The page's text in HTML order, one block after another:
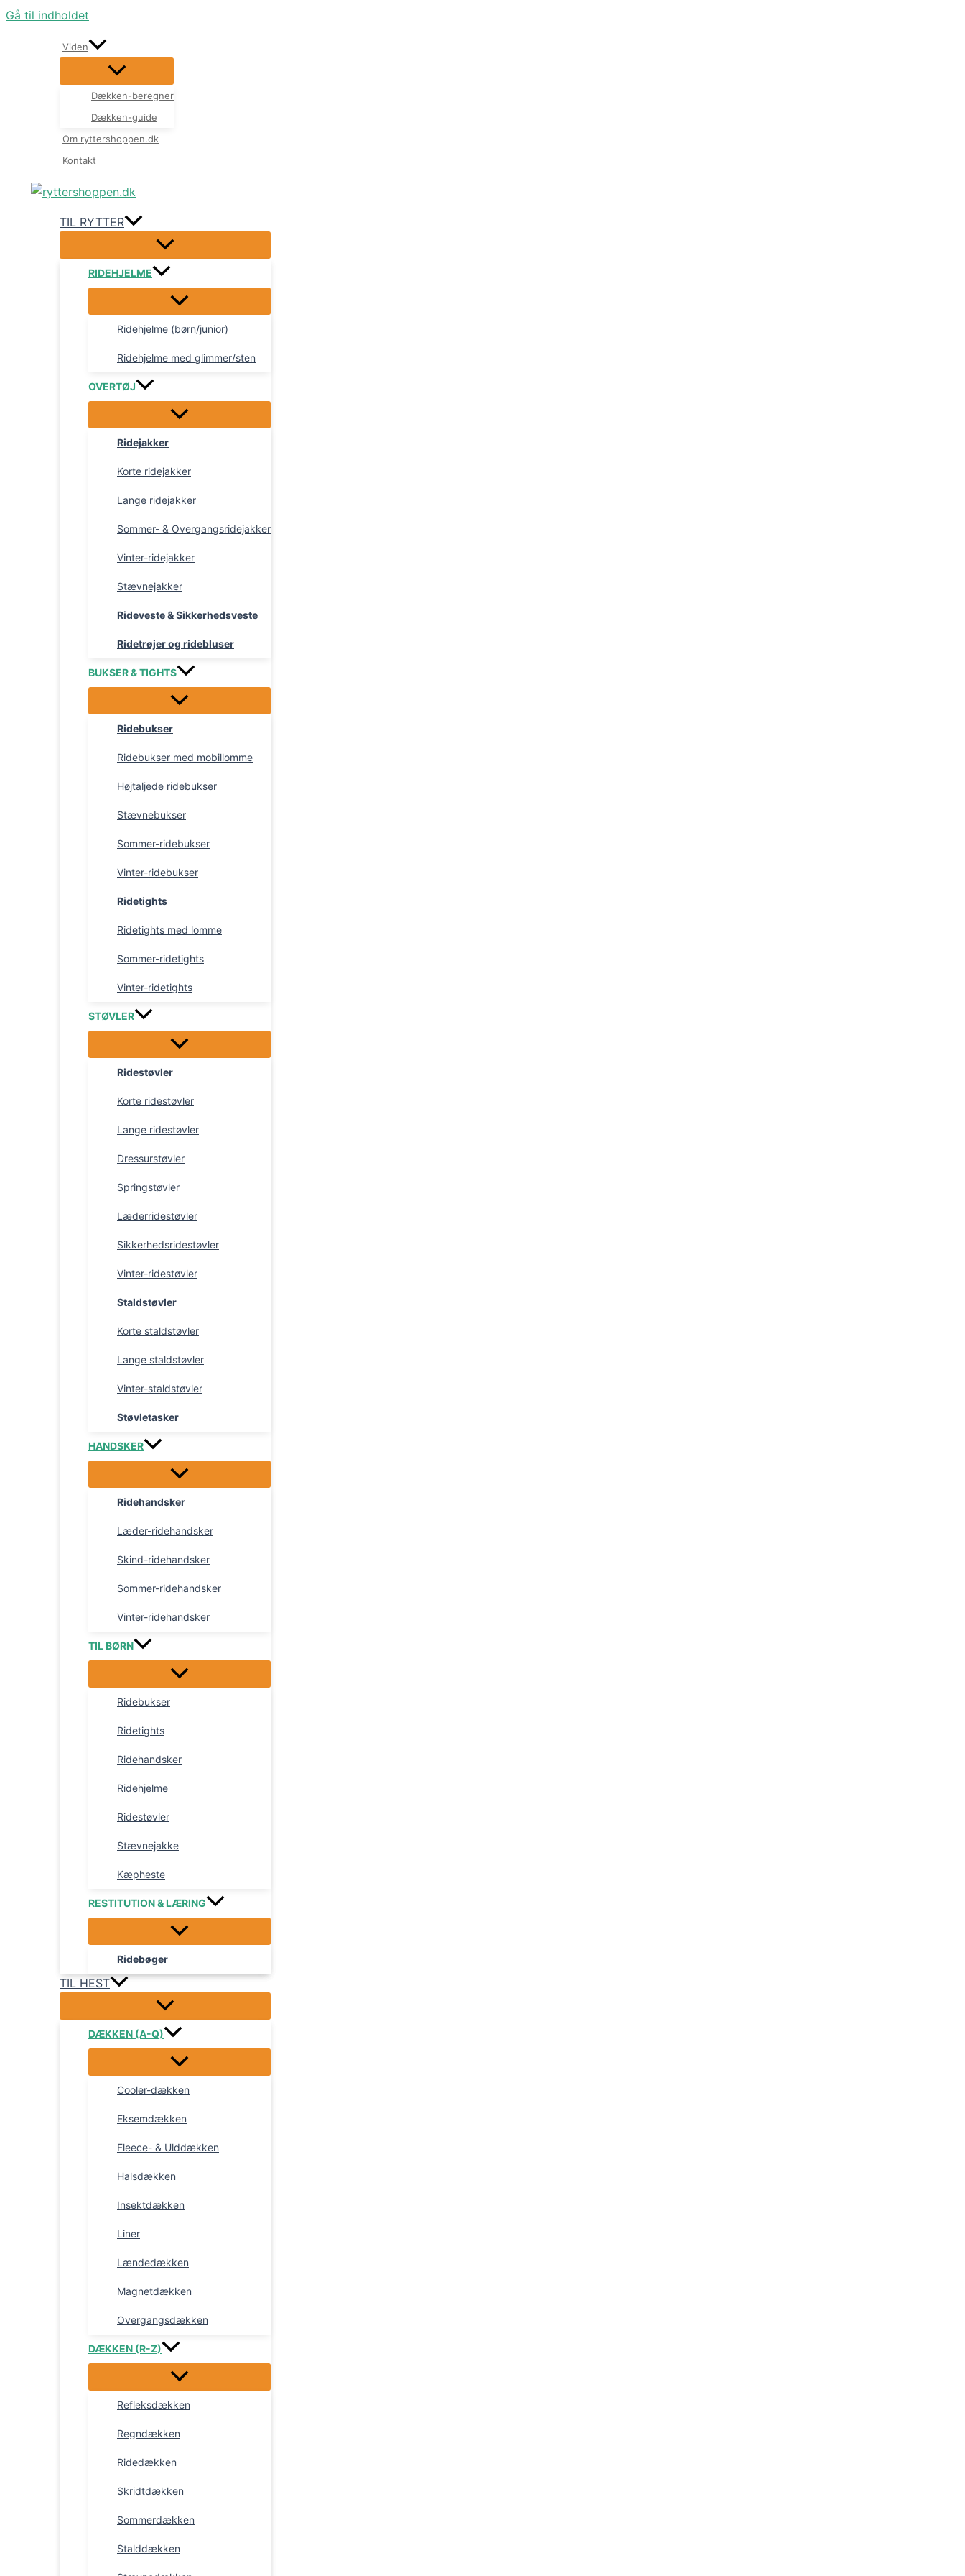
Gå til indholdet
Viden
Dækken-beregner
Dækken-guide
Om ryttershoppen.dk
Kontakt
TIL RYTTER
RIDEHJELME
Ridehjelme (børn/junior)
Ridehjelme med glimmer/sten
OVERTØJ
Ridejakker
Korte ridejakker
Lange ridejakker
Sommer- & Overgangsridejakker
Vinter-ridejakker
Stævnejakker
Rideveste & Sikkerhedsveste
Ridetrøjer og ridebluser
BUKSER & TIGHTS
Ridebukser
Ridebukser med mobillomme
Højtaljede ridebukser
Stævnebukser
Sommer-ridebukser
Vinter-ridebukser
Ridetights
Ridetights med lomme
Sommer-ridetights
Vinter-ridetights
STØVLER
Ridestøvler
Korte ridestøvler
Lange ridestøvler
Dressurstøvler
Springstøvler
Læderridestøvler
Sikkerhedsridestøvler
Vinter-ridestøvler
Staldstøvler
Korte staldstøvler
Lange staldstøvler
Vinter-staldstøvler
Støvletasker
HANDSKER
Ridehandsker
Læder-ridehandsker
Skind-ridehandsker
Sommer-ridehandsker
Vinter-ridehandsker
TIL BØRN
Ridebukser
Ridetights
Ridehandsker
Ridehjelme
Ridestøvler
Stævnejakke
Kæpheste
RESTITUTION & LÆRING
Ridebøger
TIL HEST
DÆKKEN (A-Q)
Cooler-dækken
Eksemdækken
Fleece- & Ulddækken
Halsdækken
Insektdækken
Liner
Lændedækken
Magnetdækken
Overgangsdækken
DÆKKEN (R-Z)
Refleksdækken
Regndækken
Ridedækken
Skridtdækken
Sommerdækken
Stalddækken